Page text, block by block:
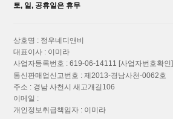
토, 일, 공휴일은 휴무
상호명 : 정우네디앤비
대표이사 : 이미라
사업자등록번호 : 619-06-14111 [사업자번호확인]
통신판매업신고번호 : 제2013-경남사천-0062호
주소 : 경남 사천시 새고개길106
이메일 :
개인정보취급책임자 : 이미라